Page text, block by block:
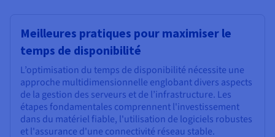
Meilleures pratiques pour maximiser le
temps de disponibilité
L’optimisation du temps de disponibilité nécessite une
approche multidimensionnelle englobant divers aspects
de la gestion des serveurs et de l’infrastructure. Les
étapes fondamentales comprennent l'investissement
dans du matériel fiable, l'utilisation de logiciels robustes
et l'assurance d'une connectivité réseau stable.